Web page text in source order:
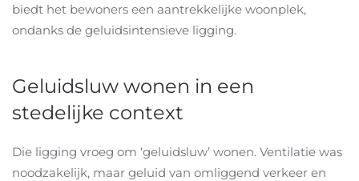
biedt het bewoners een aantrekkelijke woonplek,
ondanks de geluidsintensieve ligging.
Geluidsluw wonen in een
stedelijke context
Die ligging vroeg om ‘geluidsluw’ wonen. Ventilatie was
noodzakelijk, maar geluid van omliggend verkeer en